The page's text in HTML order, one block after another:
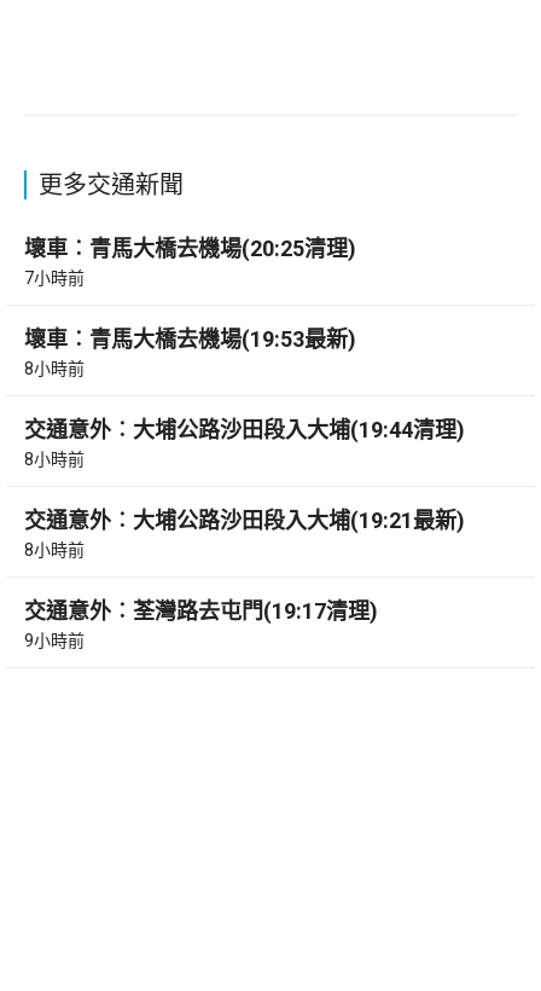
更多交通新聞
壞車︰青馬大橋去機場(20:25清理)
7小時前
壞車︰青馬大橋去機場(19:53最新)
8小時前
交通意外︰大埔公路沙田段入大埔(19:44清理)
8小時前
交通意外︰大埔公路沙田段入大埔(19:21最新)
8小時前
交通意外︰荃灣路去屯門(19:17清理)
9小時前